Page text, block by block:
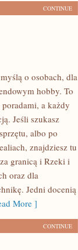
CONTINUE
o osobach, dla
hobby. To
a każdy
Jeśli szukasz
albo po
znajdziesz tu
granicą i Rzeki i
oraz dla
Jedni docenią
More ]
CONTINUE